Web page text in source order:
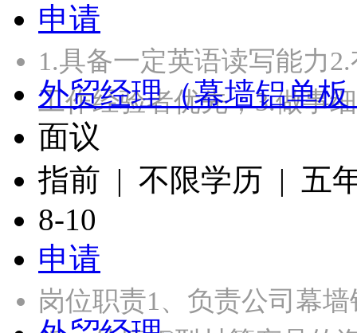
申请
1.具备一定英语读写能力
工作经验者优先；3.做事
外贸经理（幕墙铝单
面议
指前 | 不限学历 | 五
8-10
申请
岗位职责1、负责公司幕